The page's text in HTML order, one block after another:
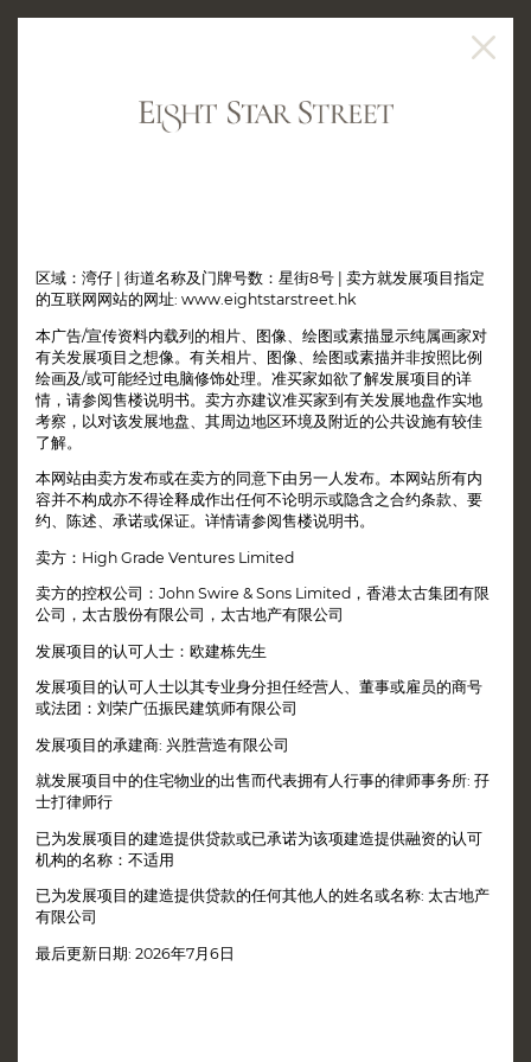
2025年8月28日 - 销售安排第15号
2025年8月4日 - 销售安排第14A号
2025年2月3日 - 销售安排第13号
2024年10月24日 - 销售安排第12号
2024年8月12日 - 销售安排第11号
2024年5月2日 - 销售安排第10号
2024年3月17日 - 暂停销售通告 (销售安排资料第 8 号)
2024年3月13日 - 销售安排第9号
2023年6月21日 - 销售安排第8号
2023年3月14日 - 销售安排第7号
2023年3月14日 - 销售安排第6号
2022年11月22日 - 销售安排第5号
2021年7月2日 - 销售安排第4号
2021年4月30日 - 销售安排第3号
2022年12月29日 - 销售安排第2A号
2021年1月22日 - 销售安排第1号
区域：湾仔 | 街道名称及门牌号数：星街8号 | 卖方就发展项目指定
的互联网网站的网址: www.eightstarstreet.hk
本广告/宣传资料内载列的相片、图像、绘图或素描显示纯属画家对
有关发展项目之想像。有关相片、图像、绘图或素描并非按照比例
绘画及/或可能经过电脑修饰处理。准买家如欲了解发展项目的详
情，请参阅售楼说明书。卖方亦建议准买家到有关发展地盘作实地
考察，以对该发展地盘、其周边地区环境及附近的公共设施有较佳
了解。
本网站由卖方发布或在卖方的同意下由另一人发布。本网站所有内
容并不构成亦不得诠释成作出任何不论明示或隐含之合约条款、要
约、陈述、承诺或保证。详情请参阅售楼说明书。
卖方：High Grade Ventures Limited
卖方的控权公司：John Swire & Sons Limited，香港太古集团有限
公司，太古股份有限公司，太古地产有限公司
发展项目的认可人士：欧建栋先生
发展项目的认可人士以其专业身分担任经营人、董事或雇员的商号
或法团：刘荣广伍振民建筑师有限公司
发展项目的承建商: 兴胜营造有限公司
就发展项目中的住宅物业的出售而代表拥有人行事的律师事务所: 孖
士打律师行
已为发展项目的建造提供贷款或已承诺为该项建造提供融资的认可
机构的名称：不适用
已为发展项目的建造提供贷款的任何其他人的姓名或名称: 太古地产
有限公司
最后更新日期: 2026年7月6日